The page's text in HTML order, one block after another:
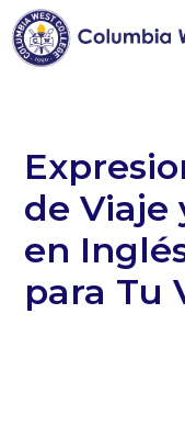
de Viaje
en
para Tu